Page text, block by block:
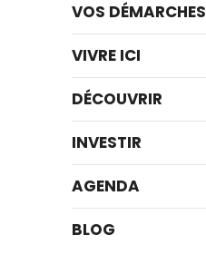
VOS DÉMARCHES
VIVRE ICI
DÉCOUVRIR
INVESTIR
AGENDA
BLOG